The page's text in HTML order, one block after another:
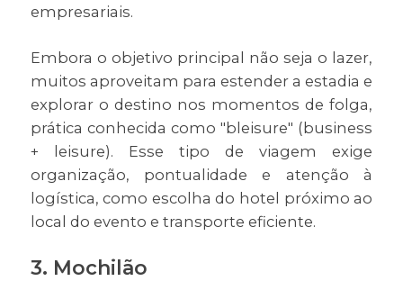
empresariais.
Embora o objetivo principal não seja o lazer,
muitos aproveitam para estender a estadia e
explorar o destino nos momentos de folga,
prática conhecida como "bleisure" (business
+ leisure). Esse tipo de viagem exige
organização, pontualidade e atenção à
logística, como escolha do hotel próximo ao
local do evento e transporte eficiente.
3. Mochilão